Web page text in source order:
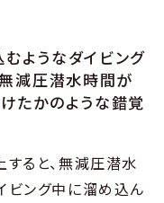
ようなダイビング
無減圧潜水時間が
たかのような錯覚
ると、無減圧潜水
ビング中に溜め込ん